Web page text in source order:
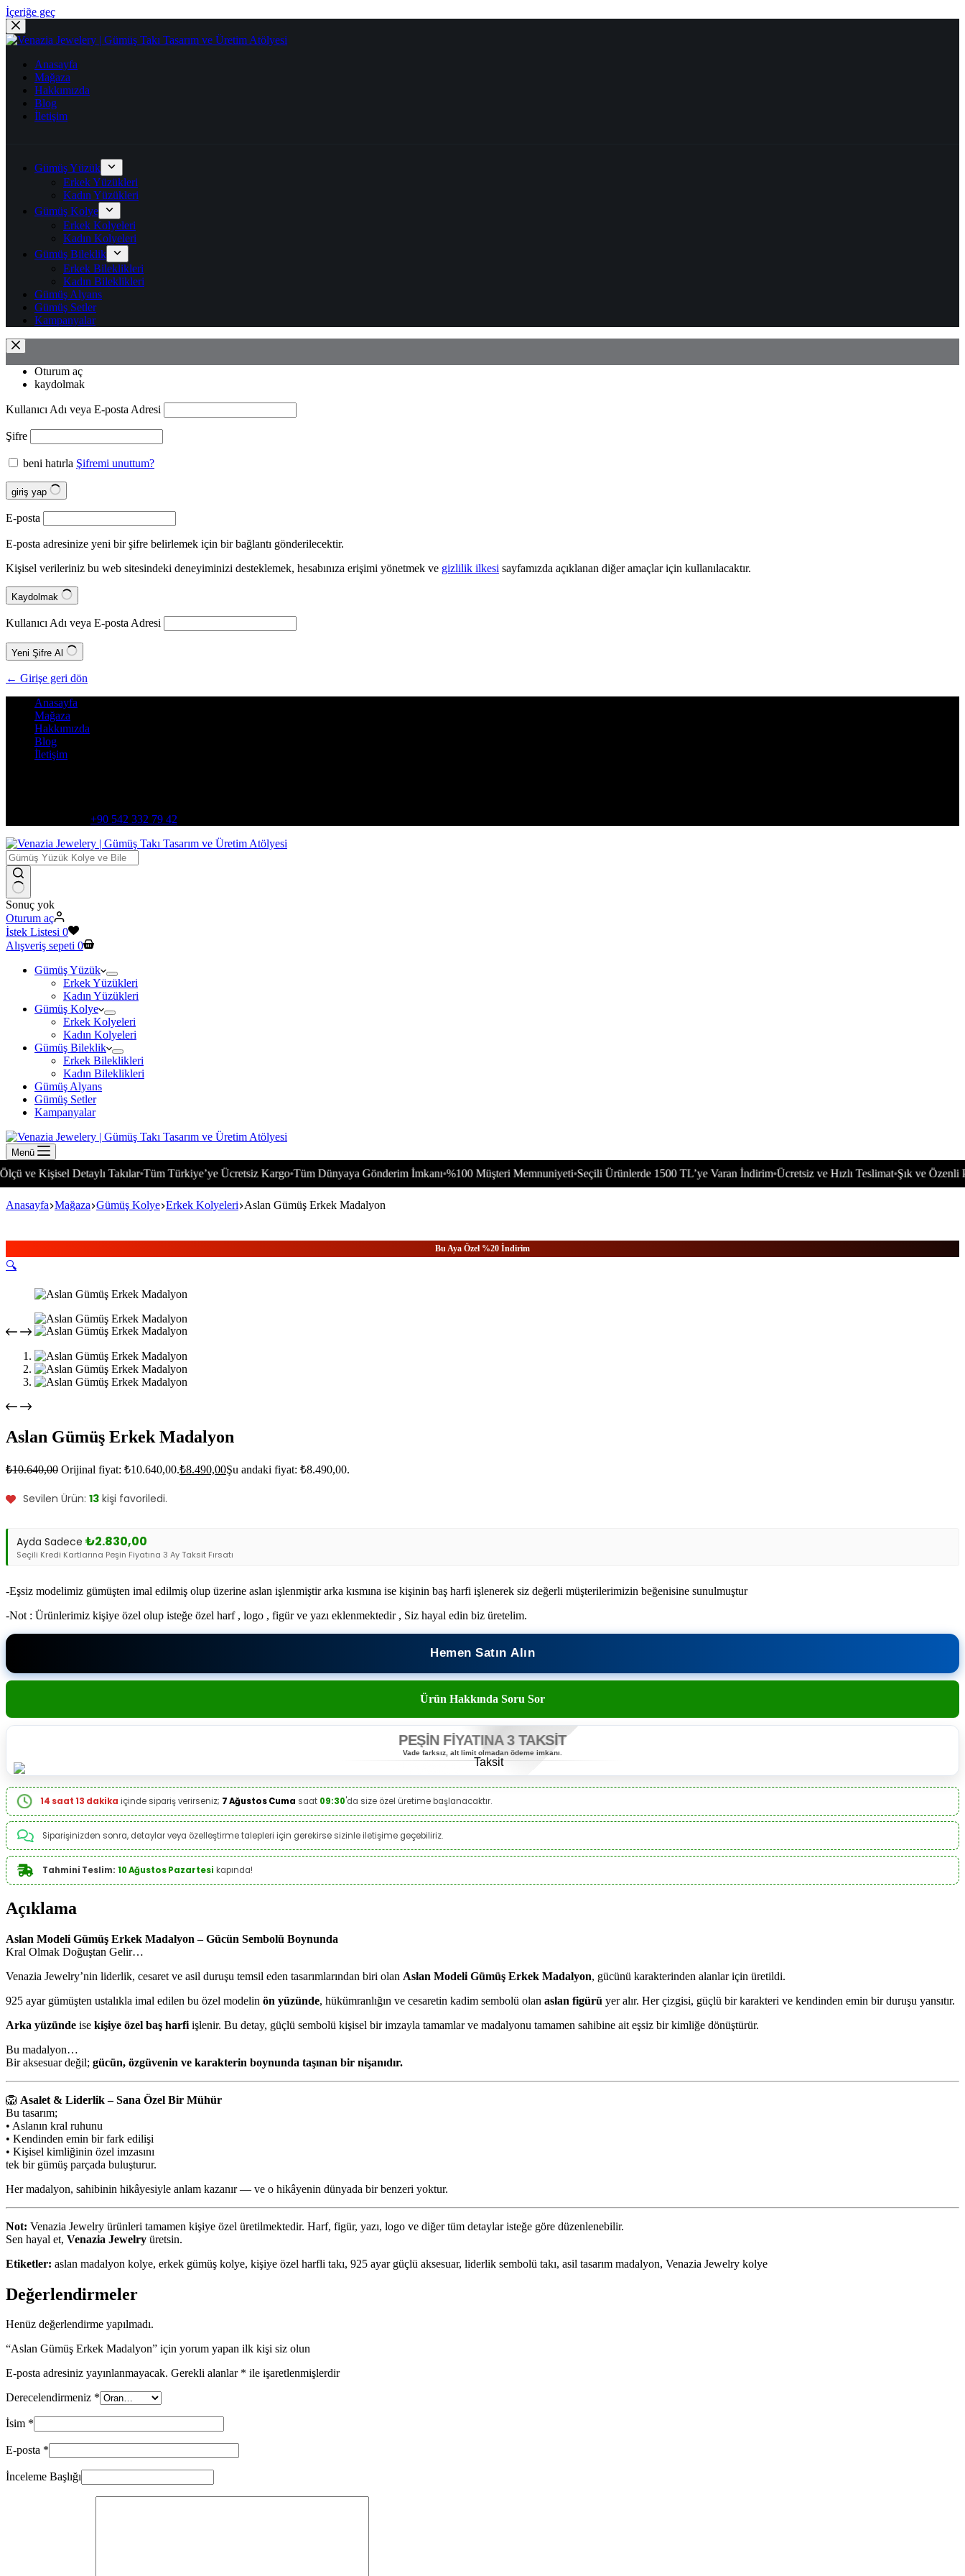
İçeriğe geç
Anasayfa
Mağaza
Hakkımızda
Blog
İletişim
Gümüş Yüzük
Erkek Yüzükleri
Kadın Yüzükleri
Gümüş Kolye
Erkek Kolyeleri
Kadın Kolyeleri
Gümüş Bileklik
Erkek Bileklikleri
Kadın Bileklikleri
Gümüş Alyans
Gümüş Setler
Kampanyalar
Oturum aç
kaydolmak
Kullanıcı Adı veya E-posta Adresi
Şifre
beni hatırla Şifremi unuttum?
giriş yap
E-posta
E-posta adresinize yeni bir şifre belirlemek için bir bağlantı gönderilecektir.
Kişisel verileriniz bu web sitesindeki deneyiminizi desteklemek, hesabınıza erişimi yönetmek ve gizlilik ilkesi sayfamızda açıklanan diğer amaçlar için kullanılacaktır.
Kaydolmak
Kullanıcı Adı veya E-posta Adresi
Yeni Şifre Al
← Girişe geri dön
Anasayfa
Mağaza
Hakkımızda
Blog
İletişim
+90 542 332 79 42
Sonuç yok
Oturum aç
İstek Listesi 0
Alışveriş sepeti 0
Gümüş Yüzük
Erkek Yüzükleri
Kadın Yüzükleri
Gümüş Kolye
Erkek Kolyeleri
Kadın Kolyeleri
Gümüş Bileklik
Erkek Bileklikleri
Kadın Bileklikleri
Gümüş Alyans
Gümüş Setler
Kampanyalar
Menü
Detaylı Takılar•Tüm Türkiye’ye Ücretsiz Kargo•Tüm Dünyaya Gönderim İmkanı•%100 Müşteri Memnuniyeti•Seçili Ürünlerde 1500 TL’ye Varan İndirim•Ücretsiz ve Hızlı Teslimat •Şık ve Özenli
Anasayfa Mağaza Gümüş Kolye Erkek Kolyeleri Aslan Gümüş Erkek Madalyon
Bu Aya Özel %20 İndirim
🔍
Aslan Gümüş Erkek Madalyon
₺10.640,00 Orijinal fiyat: ₺10.640,00.₺8.490,00Şu andaki fiyat: ₺8.490,00.
Bu ürün1kişinin sepetinde.
Sevilen Ürün: 13 kişi favoriledi.
Ayda Sadece ₺2.830,00
Seçili Kredi Kartlarına Peşin Fiyatına 3 Ay Taksit Fırsatı
-Eşsiz modelimiz gümüşten imal edilmiş olup üzerine aslan işlenmiştir arka kısmına ise kişinin baş harfi işlenerek siz değerli müşterilerimizin beğenisine sunulmuştur
-Not : Ürünlerimiz kişiye özel olup isteğe özel harf , logo , figür ve yazı eklenmektedir , Siz hayal edin biz üretelim.
Hemen Satın Alın
Ürün Hakkında Soru Sor
PEŞİN FİYATINA 3 TAKSİT
Vade farksız, alt limit olmadan ödeme imkanı.
14 saat 13 dakika içinde sipariş verirseniz; 7 Ağustos Cuma saat 09:30'da size özel üretime başlanacaktır.
Siparişinizden sonra, detaylar veya özelleştirme talepleri için gerekirse sizinle iletişime geçebiliriz.
Tahmini Teslim: 10 Ağustos Pazartesi kapında!
Açıklama
Aslan Modeli Gümüş Erkek Madalyon – Gücün Sembolü Boynunda
Kral Olmak Doğuştan Gelir…
Venazia Jewelry’nin liderlik, cesaret ve asil duruşu temsil eden tasarımlarından biri olan Aslan Modeli Gümüş Erkek Madalyon, gücünü karakterinden alanlar için üretildi.
925 ayar gümüşten ustalıkla imal edilen bu özel modelin ön yüzünde, hükümranlığın ve cesaretin kadim sembolü olan aslan figürü yer alır. Her çizgisi, güçlü bir karakteri ve kendinden emin bir duruşu yansıtır.
Arka yüzünde ise kişiye özel baş harfi işlenir. Bu detay, güçlü sembolü kişisel bir imzayla tamamlar ve madalyonu tamamen sahibine ait eşsiz bir kimliğe dönüştürür.
Bu madalyon…
Bir aksesuar değil; gücün, özgüvenin ve karakterin boynunda taşınan bir nişanıdır.
🦁 Asalet & Liderlik – Sana Özel Bir Mühür
Bu tasarım;
• Aslanın kral ruhunu
• Kendinden emin bir fark edilişi
• Kişisel kimliğinin özel imzasını
tek bir gümüş parçada buluşturur.
Her madalyon, sahibinin hikâyesiyle anlam kazanır — ve o hikâyenin dünyada bir benzeri yoktur.
Not: Venazia Jewelry ürünleri tamamen kişiye özel üretilmektedir. Harf, figür, yazı, logo ve diğer tüm detaylar isteğe göre düzenlenebilir.
Sen hayal et, Venazia Jewelry üretsin.
Etiketler: aslan madalyon kolye, erkek gümüş kolye, kişiye özel harfli takı, 925 ayar güçlü aksesuar, liderlik sembolü takı, asil tasarım madalyon, Venazia Jewelry kolye
Değerlendirmeler
Henüz değerlendirme yapılmadı.
“Aslan Gümüş Erkek Madalyon” için yorum yapan ilk kişi siz olun
E-posta adresiniz yayınlanmayacak. Gerekli alanlar * ile işaretlenmişlerdir
Derecelendirmeniz *
İsim *
E-posta *
İnceleme Başlığı